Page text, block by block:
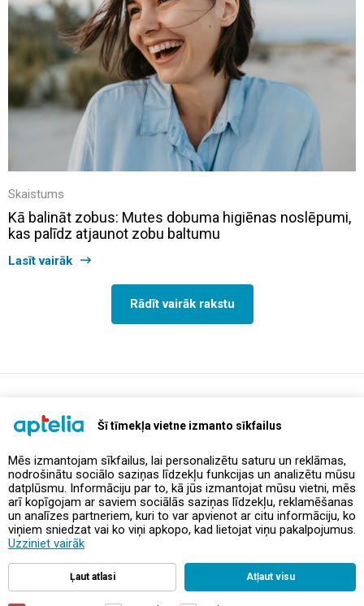
Šī tīmekļa vietne izmanto sīkfailus
Mēs izmantojam sīkfailus, lai personalizētu saturu un reklāmas,
nodrošinātu sociālo saziņas līdzekļu funkcijas un analizētu mūsu
datplūsmu. Informāciju par to, kā jūs izmantojat mūsu vietni, mēs
arī kopīgojam ar saviem sociālās saziņas līdzekļu, reklamēšanas
un analīzes partneriem, kuri to var apvienot ar citu informāciju, ko
viņiem sniedzat vai ko viņi apkopo, kad lietojat viņu pakalpojumus.
Uzziniet vairāk
Ļaut atlasi Atļaut visu
Skaistums
Kā balināt zobus: Mutes dobuma higiēnas noslēpumi,
kas palīdz atjaunot zobu baltumu
Lasīt vairāk
Rādīt vairāk rakstu
Piedāvājumi un akcijas
Kontakti